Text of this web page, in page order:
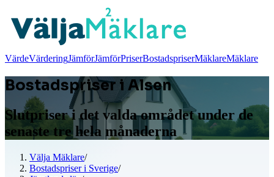
VärdeVärderingJämförJämförPriserBostadspriserMäklareMäklare
Bostadspriser i Alsen
Slutpriser i det valda området under de
senaste tre hela månaderna
Välja Mäklare/
Bostadspriser i Sverige/